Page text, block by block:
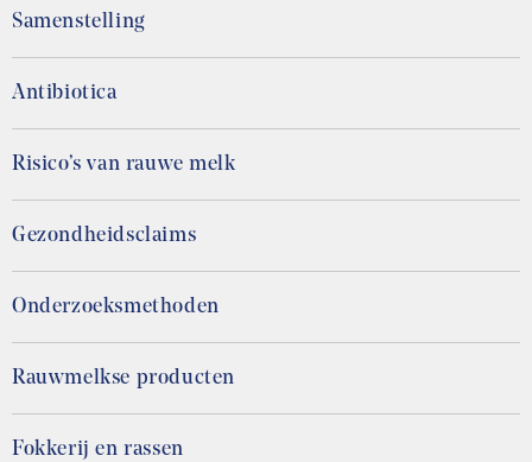
Samenstelling
Antibiotica
Risico’s van rauwe melk
Gezondheidsclaims
Onderzoeksmethoden
Rauwmelkse producten
Fokkerij en rassen